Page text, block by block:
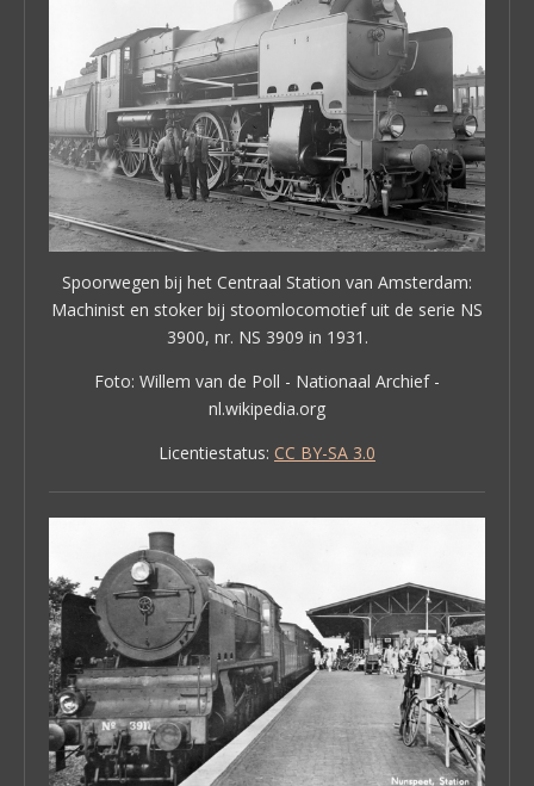
Spoorwegen bij het Centraal Station van Amsterdam:
Machinist en stoker bij stoomlocomotief uit de serie NS
3900, nr. NS 3909 in 1931.
Foto: Willem van de Poll - Nationaal Archief -
nl.wikipedia.org
Licentiestatus: CC BY-SA 3.0